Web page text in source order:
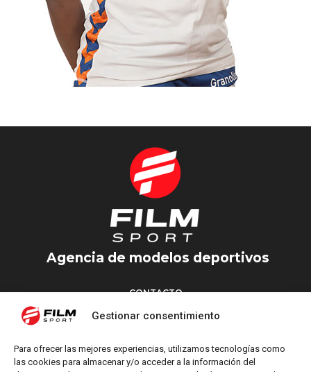
Gestionar consentimiento
Para ofrecer las mejores experiencias, utilizamos tecnologías como
las cookies para almacenar y/o acceder a la información del
KABA
Agencia de modelos deportivos
CONTACTO
Torrent d’en Vidalet, 51 baixos
M: info@filmsport.es